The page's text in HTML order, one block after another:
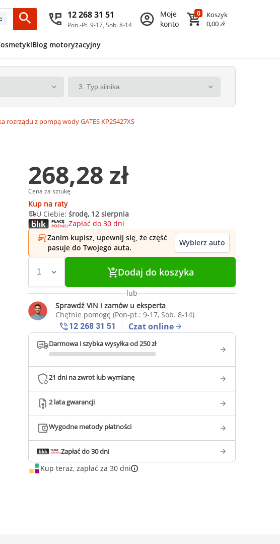
12 268 31 51
Pon.-Pt. 9-17, Sob. 8-14
Moje
konto
0
Koszyk
0,00 zł
Blog motoryzacyjny
rozrządu z pompą wody GATES KP25427XS
268,28 zł
Cena za sztukę
Kup na raty
U Ciebie:środę, 12 sierpnia
Zapłać do 30 dni
Zanim kupisz, upewnij się, że część
pasuje do Twojego auta.
Wybierz auto
Dodaj do koszyka
lub
Sprawdź VIN i zamów u eksperta
Chętnie pomogę (Pon-pt.: 9-17, Sob. 8-14)
12 268 31 51
Czat online
Darmowa i szybka wysyłka od 250 zł
21 dni na zwrot lub wymianę
2 lata gwarancji
Wygodne metody płatności
Zapłać do 30 dni
Kup teraz, zapłać za 30 dni